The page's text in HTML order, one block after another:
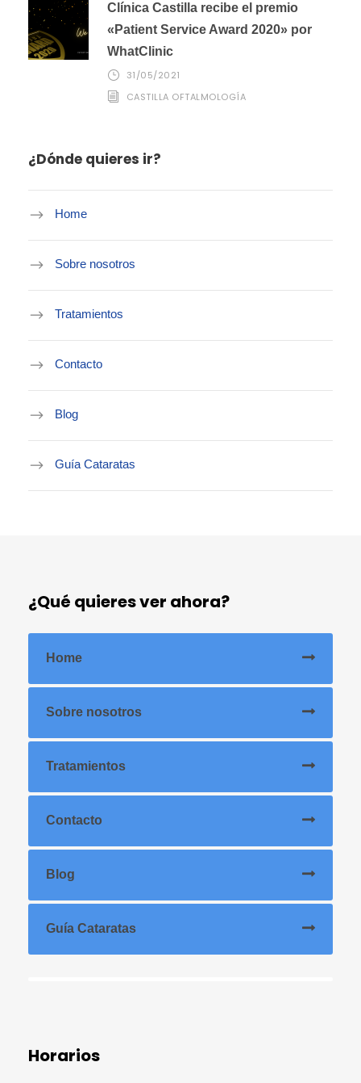
Clínica Castilla recibe el premio
«Patient Service Award 2020» por
WhatClinic
31/05/2021
CASTILLA OFTALMOLOGÍA
¿Dónde quieres ir?
Home
Sobre nosotros
Tratamientos
Contacto
Blog
Guía Cataratas
¿Qué quieres ver ahora?
Home
Sobre nosotros
Tratamientos
Contacto
Blog
Guía Cataratas
Horarios